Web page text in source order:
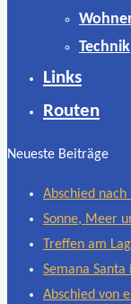
Technik
Links
Routen
Neueste Beiträge
Abschied
Sonne, Meer
Treffen am
Semana Santa
Abschied von